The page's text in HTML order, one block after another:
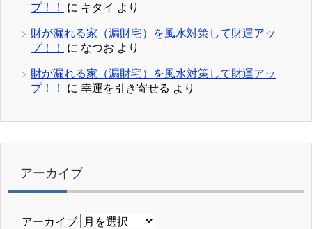
プ！！
に キタイ より
財が漏れる家（漏財宅）を風水対策して財運アッ
プ！！
に なつお より
財が漏れる家（漏財宅）を風水対策して財運アッ
プ！！
に 幸運を引き寄せる より
アーカイブ
アーカイブ